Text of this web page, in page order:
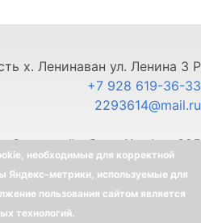
х. Ленинаван ул. Ленина 3 Р
+7 928 619-36-33
2293614@mail.ru
Северный обход 11, офис 325
+7 903 445-80-33
©BELLOTA - Интернет-магазин
интернет-магазина
необходимые для корректной
Яндекс-метрики, используемые для
пользования сайтом является
технологий.